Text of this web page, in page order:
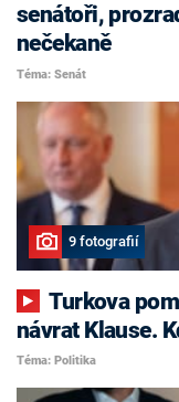
senátoři,
nečekaně
Téma: Senát
9 fotografií
Turkova pomsta, nekonfliktní Havlíček i
návrat Klause.
Téma: Politika